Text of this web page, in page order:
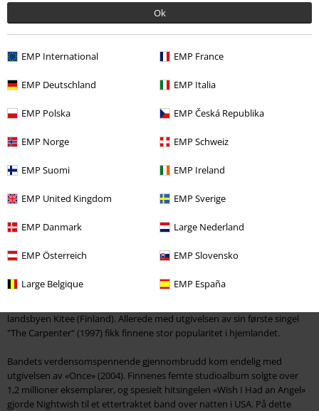
Ok
EMP International EMP France
EMP Deutschland EMP Italia
EMP Polska EMP Česká Republika
EMP Norge EMP Schweiz
EMP Suomi EMP Ireland
EMP United Kingdom EMP Sverige
EMP Danmark Large Nederland
EMP Österreich EMP Slovensko
Large Belgique EMP España
Nightwish Merchandise
Overdådige kunstverk fulle av kitsch, melodramatiske sanger med
med sin unike stil har Nightwish allerede etablert seg på den
rett og slett ikke kan få nok av sekstettens unike symfoniske pop metal-
rolle i Nightwish, skjer det noe utrolig nå: sikkerhetsbeltet er festet?
1996. I år ble bandet grunnlagt av låtskriver Tuomas Holopainen, gitarist
landsbyen Kitee (Finland). Allerede med utgivelsen av sin første singel
"The Carpenter" (1997) fikk finnene stor popularitet i hjemlandet.
Bandets verdensomspennende gjennombrudd kom endelig med
utgivelsen av «Once» (2004). Finnenes femte studioalbum solgte over
1,2 millioner eksemplarer, og spesielt hitsingelen «Wish I Had an Angel»
gjorde Nightwish til et ettertraktet band over natten i USA. På dette